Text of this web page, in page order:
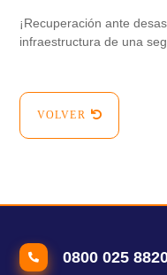
¡Recuperación ante
infraestructura de una
VOLVER
0800 025